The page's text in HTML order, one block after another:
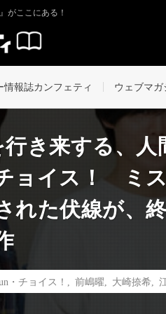
がここにある！
情報誌カンフェティ ウェブマ
き来する、人
ョイス！ ミ
れた伏線が、
・チョイス！ 前嶋曜 大崎捺希